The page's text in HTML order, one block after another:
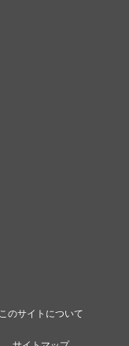
このサイトについて